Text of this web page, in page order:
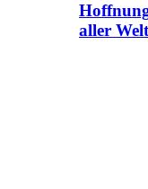
aller Welt